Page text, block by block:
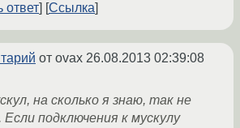
ответ
Ссылка
от ovax 26.08.2013 02:39:08
на сколько я знаю, так не
подключения к мускулу